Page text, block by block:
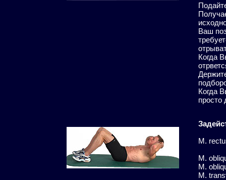
Ваш
Когда
Когда
просто
M.
M.
M.
M.